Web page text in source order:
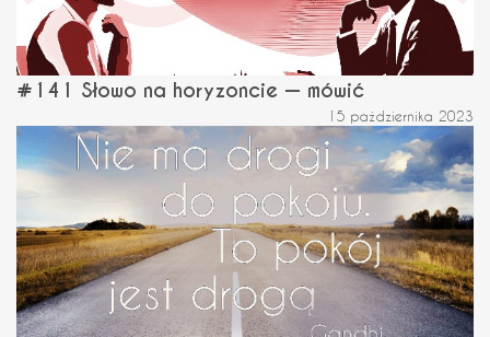
#141 Słowo na horyzoncie — mówić
15 października 2023